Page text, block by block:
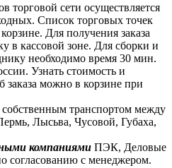
торговой сети осуществляется
Список торговых точек
Для получения заказа
в кассовой зоне. Для сборки и
необходимо время 30 мин.
Узнать стоимость и
заказа можно в корзине при
собственным транспортом между
Лысьва, Чусовой, Губаха,
компаниями ПЭК, Деловые
согласованию с менеджером.